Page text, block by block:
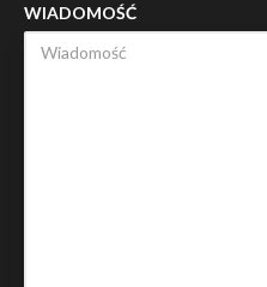
WIADOMOŚĆ